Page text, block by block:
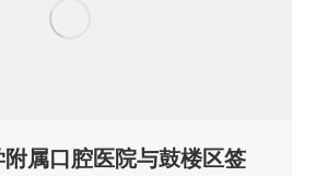
属口腔医院与鼓楼区签